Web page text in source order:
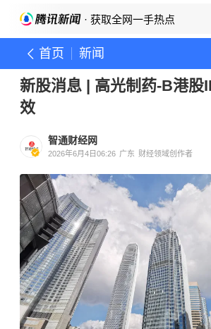
· 获取全网一手热点
首页 新闻
新股消息 | 高光制药-B港股
效
智通财经网
2026年6月4日06:26 广东 财经领域创作者